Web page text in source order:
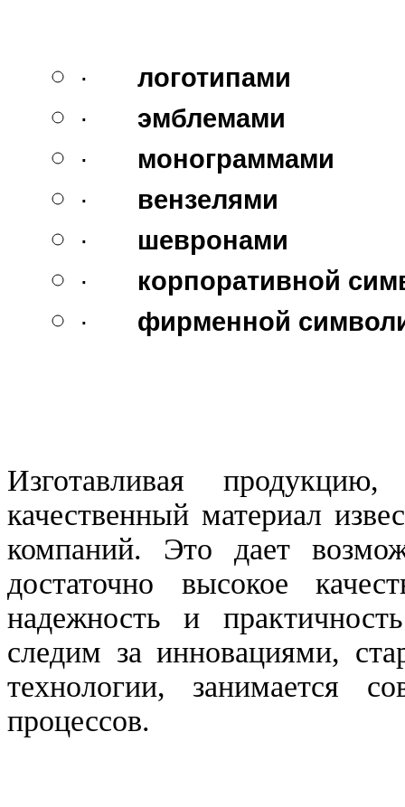
·
логотипами
·
эмблемами
·
монограммами
·
вензелями
·
шевронами
·
корпоративной
·
фирменной
Изготавливая
качественный материал
компаний. Это дает
достаточно высокое
надежность и
следим за инновациями,
технологии, занимается
процессов.